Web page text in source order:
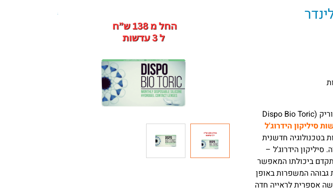
עדשות מגע חודשיות צילינדר דיספו ביו טוריק (Dispo Bio Toric
סיליקון הידרוג'ל
בטכנולוגיה חדשנית
סיליקון הידרוג'ל –
ביכולתו המאפשר
גבוהה המשפרות באופן
אספרית לראייה חדה